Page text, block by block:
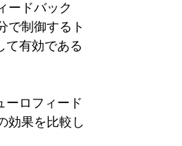
摂食障害
ードバック
で制御するト
て有効である
ーロフィード
効果を比較し